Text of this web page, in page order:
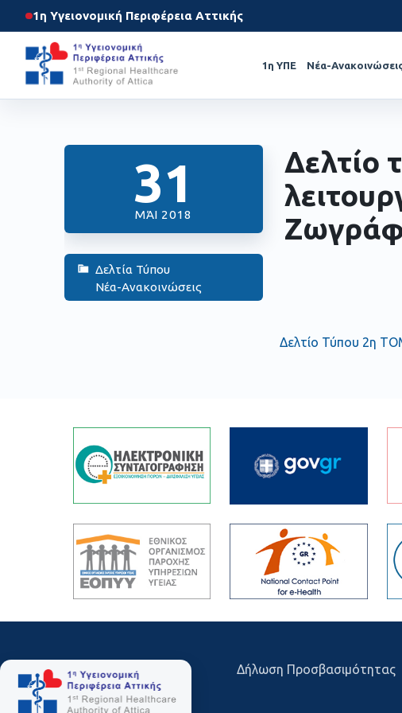
1η Υγειονομική Περιφέρεια Αττικής
1η ΥΠΕ Νέα-
31
ΜΆΙ 2018
Δελτία Τύπου
Νέα-Ανακοινώσεις
Δελτίο
Δελτίο Τύπου 2η
Δήλωση Προσβασιμότητας